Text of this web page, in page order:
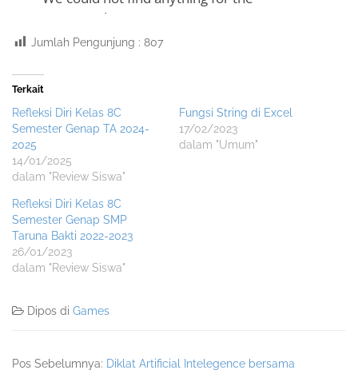
Jumlah Pengunjung : 807
Terkait
Refleksi Diri Kelas 8C
Semester Genap TA 2024-
2025
14/01/2025
dalam "Review Siswa"
Fungsi String di Excel
17/02/2023
dalam "Umum"
Refleksi Diri Kelas 8C
Semester Genap SMP
Taruna Bakti 2022-2023
26/01/2023
dalam "Review Siswa"
Dipos di Games
Pos Sebelumnya: Diklat Artificial Intelegence bersama